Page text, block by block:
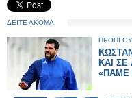
ΔΕΙΤΕ ΑΚΟΜΑ
ΚΑΙ
«ΠΑΜΕ